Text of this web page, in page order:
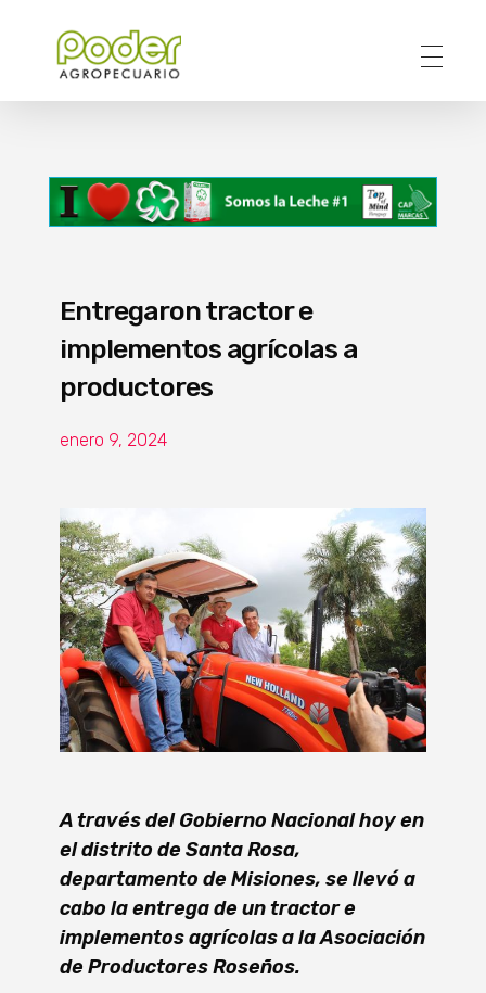
Entregaron tractor e
implementos agrícolas a
productores
enero 9, 2024
A través del Gobierno Nacional hoy en
el distrito de Santa Rosa,
departamento de Misiones, se llevó a
cabo la entrega de un tractor e
implementos agrícolas a la Asociación
de Productores Roseños.